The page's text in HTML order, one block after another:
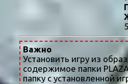
Важно
Установить игру из
содержимое папки
папку с установленной